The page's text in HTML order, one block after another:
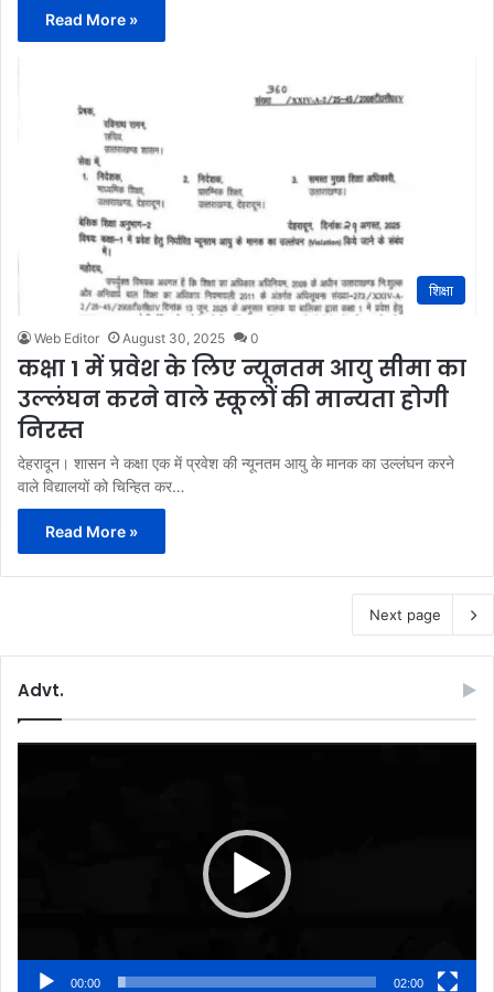
Read More »
शिक्षा
Web Editor August 30, 2025 0
कक्षा 1 में प्रवेश के लिए न्यूनतम आयु सीमा का
उल्लंघन करने वाले स्कूलों की मान्यता होगी
निरस्त
देहरादून। शासन ने कक्षा एक में प्रवेश की न्यूनतम आयु के मानक का उल्लंघन करने
वाले विद्यालयों को चिन्हित कर…
Read More »
Next page
Advt.
00:00 02:00